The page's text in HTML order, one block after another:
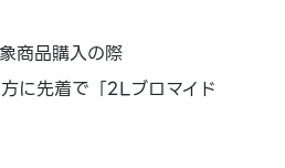
商品購入の際
に先着で「2Lブロマイド